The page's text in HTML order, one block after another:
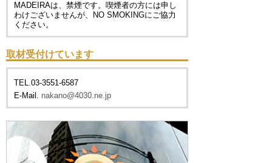
MADEIRAは、禁煙です。喫煙者の方には申し
わけございませんが、
NO SMOKINGにご協力
ください。
取材受付けています
TEL.03-3551-6587
E-Mail. nakano@4030.ne.jp